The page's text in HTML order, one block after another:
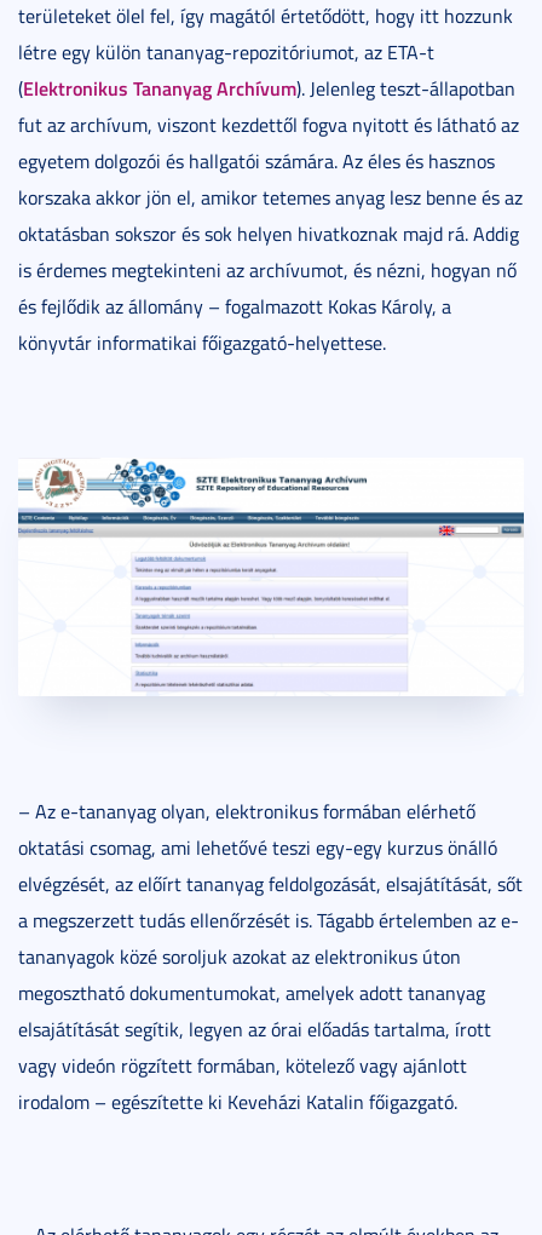
területeket ölel fel, így magától értetődött, hogy itt hozzunk
létre egy külön tananyag-repozitóriumot, az ETA-t
(Elektronikus Tananyag Archívum). Jelenleg teszt-állapotban
fut az archívum, viszont kezdettől fogva nyitott és látható az
egyetem dolgozói és hallgatói számára. Az éles és hasznos
korszaka akkor jön el, amikor tetemes anyag lesz benne és az
oktatásban sokszor és sok helyen hivatkoznak majd rá. Addig
is érdemes megtekinteni az archívumot, és nézni, hogyan nő
és fejlődik az állomány – fogalmazott Kokas Károly, a
könyvtár informatikai főigazgató-helyettese.
– Az e-tananyag olyan, elektronikus formában elérhető
oktatási csomag, ami lehetővé teszi egy-egy kurzus önálló
elvégzését, az előírt tananyag feldolgozását, elsajátítását, sőt
a megszerzett tudás ellenőrzését is. Tágabb értelemben az e-
tananyagok közé soroljuk azokat az elektronikus úton
megosztható dokumentumokat, amelyek adott tananyag
elsajátítását segítik, legyen az órai előadás tartalma, írott
vagy videón rögzített formában, kötelező vagy ajánlott
irodalom – egészítette ki Keveházi Katalin főigazgató.